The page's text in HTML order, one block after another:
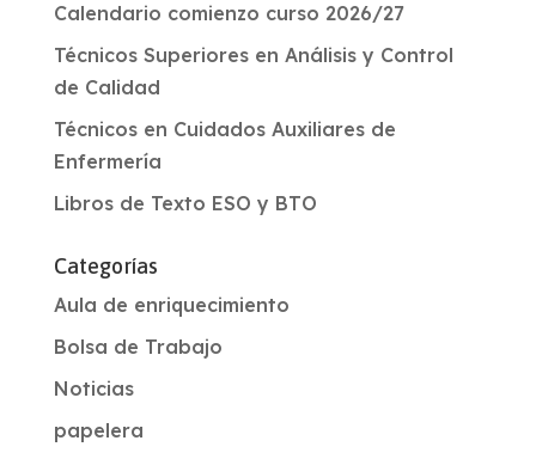
Calendario comienzo curso 2026/27
Técnicos Superiores en Análisis y Control
de Calidad
Técnicos en Cuidados Auxiliares de
Enfermería
Libros de Texto ESO y BTO
Categorías
Aula de enriquecimiento
Bolsa de Trabajo
Noticias
papelera